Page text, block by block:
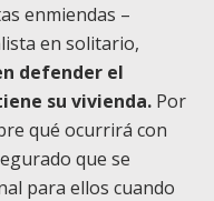
enmiendas –
en solitario,
defender el
su vivienda. Por
qué ocurrirá con
que se
para ellos cuando